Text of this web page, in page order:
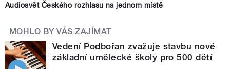
Audiosvět Českého rozhlasu na jednom místě
MOHLO BY VÁS ZAJÍMAT
Vedení Podbořan zvažuje stavbu nové
základní umělecké školy pro 500 dětí